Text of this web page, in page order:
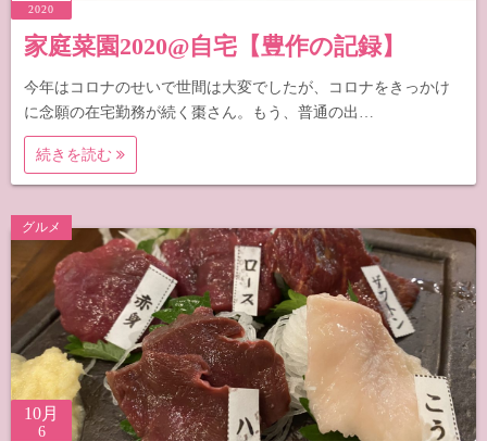
2020
家庭菜園2020@自宅【豊作の記録】
今年はコロナのせいで世間は大変でしたが、コロナをきっかけ
に念願の在宅勤務が続く棗さん。もう、普通の出…
続きを読む
グルメ
10月
6